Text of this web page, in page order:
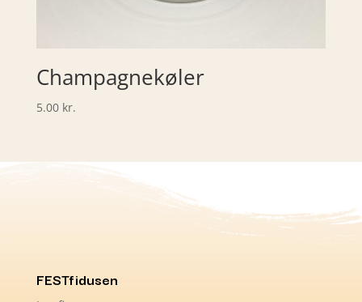
Champagnekøler
5.00 kr.
FESTfidusen